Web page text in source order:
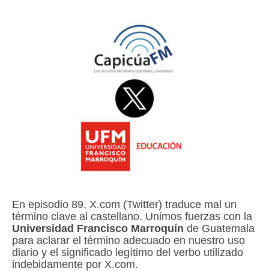
En episodio 89, X.com (Twitter) traduce mal un
término clave al castellano. Unimos fuerzas con la
Universidad Francisco Marroquín de Guatemala
para aclarar el término adecuado en nuestro uso
diario y el significado legítimo del verbo utilizado
indebidamente por X.com.